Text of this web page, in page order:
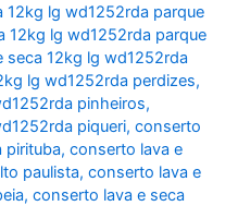
12kg lg wd1252rda parque
12kg lg wd1252rda parque
seca 12kg lg wd1252rda
lg wd1252rda perdizes,
pinheiros,
piqueri,conserto
pirituba,conserto lava e
paulista,conserto lava e
,conserto lava e seca